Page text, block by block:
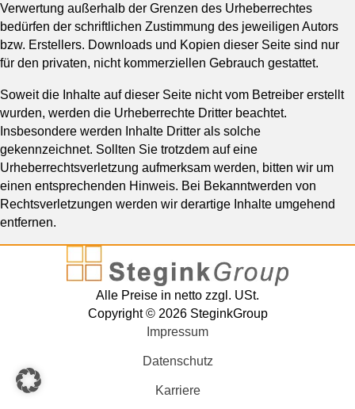
Verwertung außerhalb der Grenzen des Urheberrechtes
bedürfen der schriftlichen Zustimmung des jeweiligen Autors
bzw. Erstellers. Downloads und Kopien dieser Seite sind nur
für den privaten, nicht kommerziellen Gebrauch gestattet.
Soweit die Inhalte auf dieser Seite nicht vom Betreiber erstellt
wurden, werden die Urheberrechte Dritter beachtet.
Insbesondere werden Inhalte Dritter als solche
gekennzeichnet. Sollten Sie trotzdem auf eine
Urheberrechtsverletzung aufmerksam werden, bitten wir um
einen entsprechenden Hinweis. Bei Bekanntwerden von
Rechtsverletzungen werden wir derartige Inhalte umgehend
entfernen.
Alle Preise in netto zzgl. USt.
Copyright © 2026 SteginkGroup
Impressum
Datenschutz
Karriere